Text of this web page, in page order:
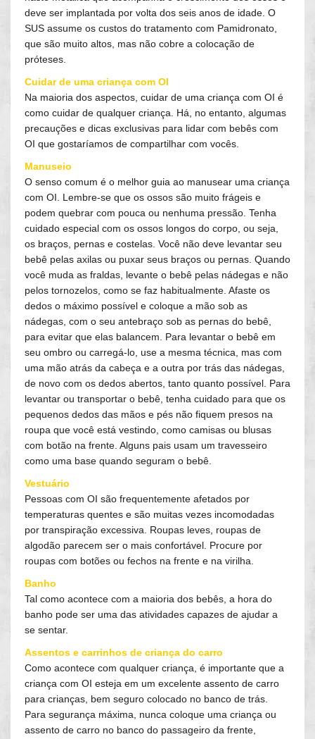
deve ser implantada por volta dos seis anos de idade. O
SUS assume os custos do tratamento com Pamidronato,
que são muito altos, mas não cobre a colocação de
próteses.
Cuidar de uma criança com OI
Na maioria dos aspectos, cuidar de uma criança com OI é
como cuidar de qualquer criança. Há, no entanto, algumas
precauções e dicas exclusivas para lidar com bebês com
OI que gostaríamos de compartilhar com vocês.
Manuseio
O senso comum é o melhor guia ao manusear uma criança
com OI. Lembre-se que os ossos são muito frágeis e
podem quebrar com pouca ou nenhuma pressão. Tenha
cuidado especial com os ossos longos do corpo, ou seja,
os braços, pernas e costelas. Você não deve levantar seu
bebê pelas axilas ou puxar seus braços ou pernas. Quando
você muda as fraldas, levante o bebê pelas nádegas e não
pelos tornozelos, como se faz habitualmente. Afaste os
dedos o máximo possível e coloque a mão sob as
nádegas, com o seu antebraço sob as pernas do bebê,
para evitar que elas balancem. Para levantar o bebê em
seu ombro ou carregá-lo, use a mesma técnica, mas com
uma mão atrás da cabeça e a outra por trás das nádegas,
de novo com os dedos abertos, tanto quanto possível. Para
levantar ou transportar o bebê, tenha cuidado para que os
pequenos dedos das mãos e pés não fiquem presos na
roupa que você está vestindo, como camisas ou blusas
com botão na frente. Alguns pais usam um travesseiro
como uma base quando seguram o bebê.
Vestuário
Pessoas com OI são frequentemente afetados por
temperaturas quentes e são muitas vezes incomodadas
por transpiração excessiva. Roupas leves, roupas de
algodão parecem ser o mais confortável. Procure por
roupas com botões ou fechos na frente e na virilha.
Banho
Tal como acontece com a maioria dos bebês, a hora do
banho pode ser uma das atividades capazes de ajudar a
se sentar.
Assentos e carrinhos de criança do carro
Como acontece com qualquer criança, é importante que a
criança com OI esteja em um excelente assento de carro
para crianças, bem seguro colocado no banco de trás.
Para segurança máxima, nunca coloque uma criança ou
assento de carro no banco do passageiro da frente,